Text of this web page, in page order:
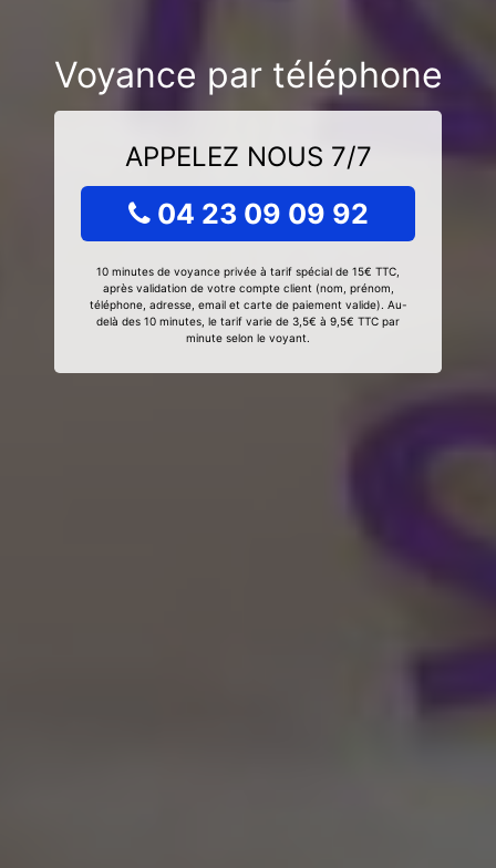
Voyance par téléphone
APPELEZ NOUS 7/7
04 23 09 09 92
10 minutes de voyance privée à tarif spécial de 15€ TTC,
après validation de votre compte client (nom, prénom,
téléphone, adresse, email et carte de paiement valide). Au-
delà des 10 minutes, le tarif varie de 3,5€ à 9,5€ TTC par
minute selon le voyant.